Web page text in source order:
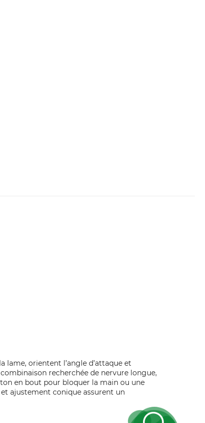
orientent l’angle d’attaque et
recherchée de nervure longue,
en bout pour bloquer la main ou une
ajustement conique assurent un